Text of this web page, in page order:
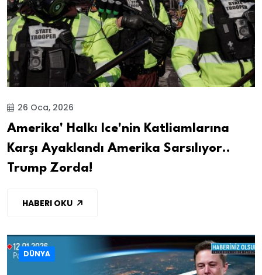
26 Oca, 2026
Amerika' Halkı Ice'nin Katliamlarına
Karşı Ayaklandı Amerika Sarsılıyor..
Trump Zorda!
HABERI OKU
DÜNYA